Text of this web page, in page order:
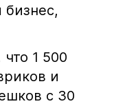
бизнес,
1 500
и
с 30